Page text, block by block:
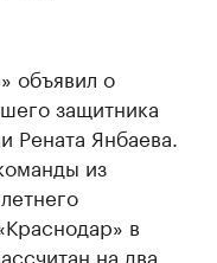
объявил о
защитника
Рената Янбаева.
из
в
на два